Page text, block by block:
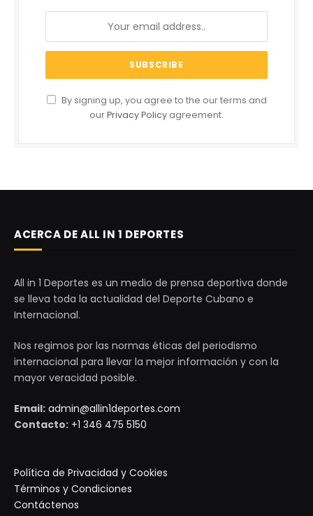
By signing up, you agree to the our terms and
ourPrivacy Policy agreement.
ACERCA DE ALL IN 1 DEPORTES
All in 1 Deportes es un medio de prensa deportiva donde
se lleva toda la actualidad del Deporte Cubano e
Internacional.
Nos regimos por las normas éticas del periodismo
internacional para llevar la mejor información y con la
mayor veracidad posible.
Email: admin@allin1deportes.com
Contacto: +1 346 475 5150
Política de Privacidad y Cookies
Términos y Condiciones
Contáctenos